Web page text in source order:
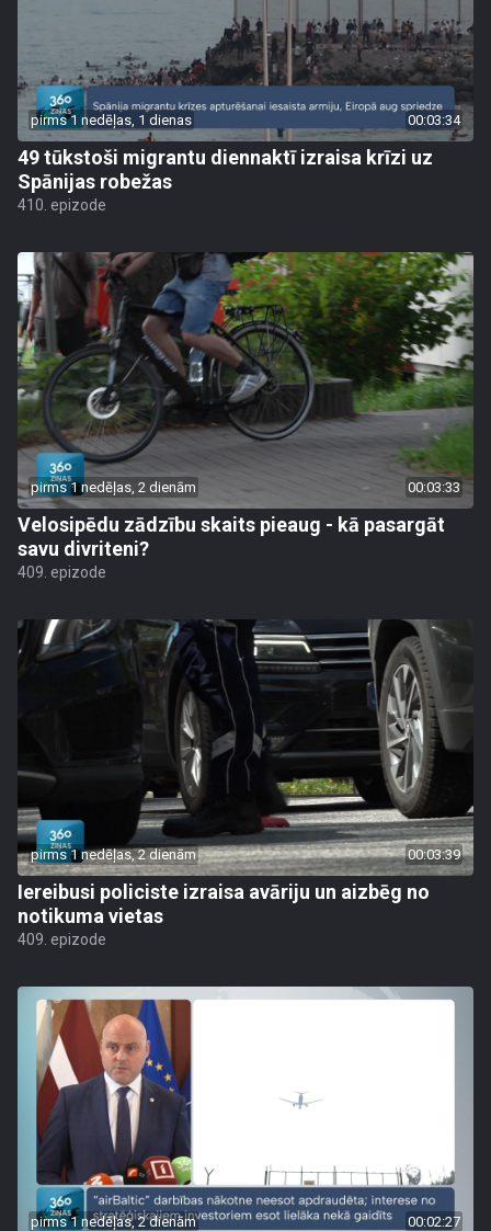
pirms 1 nedēļas, 1 dienas 00:03:34
49 tūkstoši migrantu diennaktī izraisa krīzi uz
Spānijas robežas
410. epizode
pirms 1 nedēļas, 2 dienām 00:03:33
Velosipēdu zādzību skaits pieaug - kā pasargāt
savu divriteni?
409. epizode
pirms 1 nedēļas, 2 dienām 00:03:39
Iereibusi policiste izraisa avāriju un aizbēg no
notikuma vietas
409. epizode
pirms 1 nedēļas, 2 dienām 00:02:27